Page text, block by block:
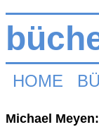
HOME
Michael Meyen: